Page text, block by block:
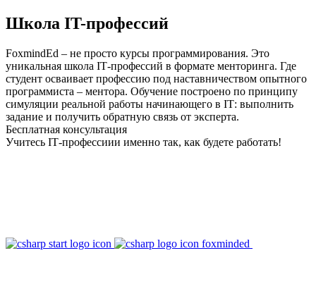
Школа IT-профессий
FoxmindEd – не просто курсы программирования. Это
уникальная школа IТ-профессий в формате менторинга. Где
студент осваивает профессию под наставничеством опытного
программиста – ментора. Обучение построено по принципу
симуляции реальной работы начинающего в IТ: выполнить
задание и получить обратную связь от эксперта.
Бесплатная консультация
Учитесь IТ-профессиии именно так, как будете работать!